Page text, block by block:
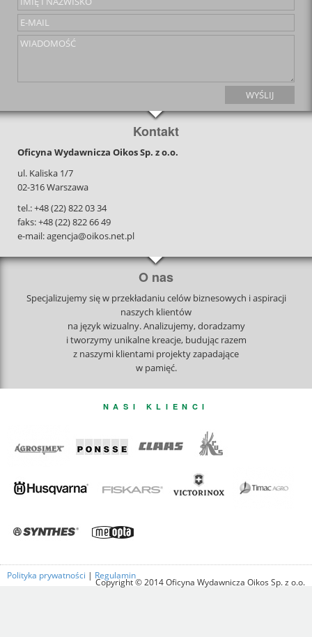
Kontakt
Oficyna Wydawnicza Oikos Sp. z o.o.
ul. Kaliska 1/7
02-316 Warszawa
tel.: +48 (22) 822 03 34
faks: +48 (22) 822 66 49
e-mail: agencja@oikos.net.pl
O nas
Specjalizujemy się w przekładaniu celów biznesowych i aspiracji
naszych klientów
na język wizualny. Analizujemy, doradzamy
i tworzymy unikalne kreacje, budując razem
z naszymi klientami projekty zapadające
w pamięć.
NASI KLIENCI
Polityka prywatności | Regulamin
Copyright © 2014 Oficyna Wydawnicza Oikos Sp. z o.o.